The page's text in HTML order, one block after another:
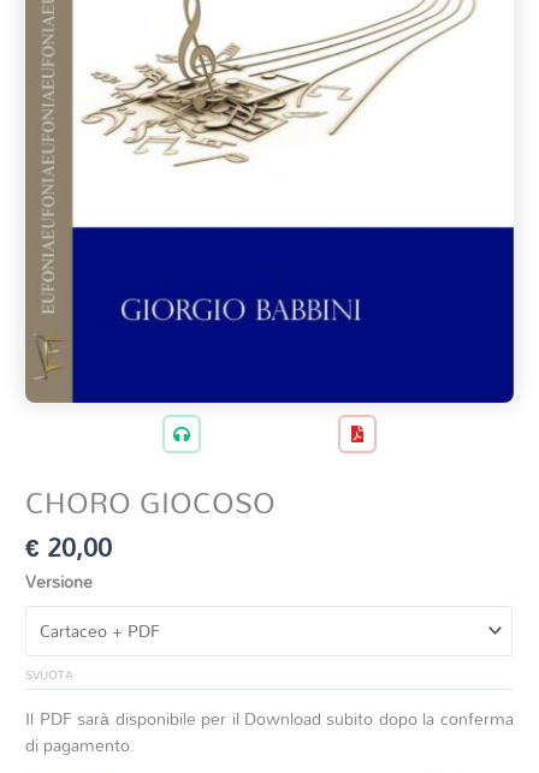
CHORO GIOCOSO
€20,00
Versione
SVUOTA
Il PDF sarà disponibile per il Download subito dopo la conferma
di pagamento.